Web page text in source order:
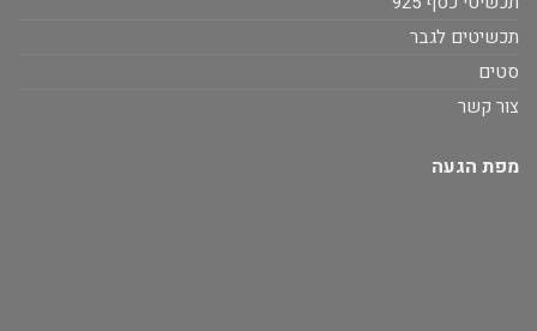
תכשיטים לגבר
סטים
צור קשר
מפת הגעה